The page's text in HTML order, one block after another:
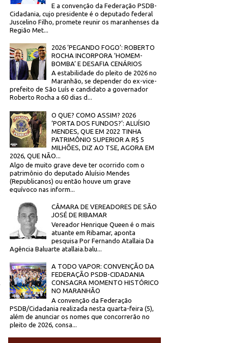
E a convenção da Federação PSDB-
Cidadania, cujo presidente é o deputado federal
Juscelino Filho, promete reunir os maranhenses da
Região Met...
2026 ‘PEGANDO FOGO’: ROBERTO
ROCHA INCORPORA ‘HOMEM-
BOMBA’ E DESAFIA CENÁRIOS
A estabilidade do pleito de 2026 no
Maranhão, se depender do ex-vice-
prefeito de São Luís e candidato a governador
Roberto Rocha a 60 dias d...
O QUE? COMO ASSIM? 2026
‘PORTA DOS FUNDOS?’: ALUÍSIO
MENDES, QUE EM 2022 TINHA
PATRIMÔNIO SUPERIOR A R$ 5
MILHÕES, DIZ AO TSE, AGORA EM
2026, QUE NÃO...
Algo de muito grave deve ter ocorrido com o
patrimônio do deputado Aluísio Mendes
(Republicanos) ou então houve um grave
equívoco nas inform...
CÂMARA DE VEREADORES DE SÃO
JOSÉ DE RIBAMAR
Vereador Henrique Queen é o mais
atuante em Ribamar, aponta
pesquisa Por Fernando Atallaia Da
Agência Baluarte atallaia.balu...
A TODO VAPOR: CONVENÇÃO DA
FEDERAÇÃO PSDB-CIDADANIA
CONSAGRA MOMENTO HISTÓRICO
NO MARANHÃO
A convenção da Federação
PSDB/Cidadania realizada nesta quarta-feira (5),
além de anunciar os nomes que concorrerão no
pleito de 2026, consa...